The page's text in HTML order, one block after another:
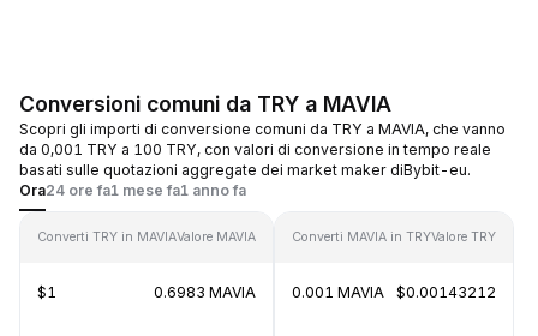
Conversioni comuni da TRY a MAVIA
Scopri gli importi di conversione comuni da TRY a MAVIA, che vanno
da 0,001 TRY a 100 TRY, con valori di conversione in tempo reale
basati sulle quotazioni aggregate dei market maker diBybit-eu.
Ora24 ore fa1 mese fa1 anno fa
Converti TRY in MAVIAValore MAVIA
$1 0.6983 MAVIA
Converti MAVIA in TRYValore TRY
0.001 MAVIA $0.00143212